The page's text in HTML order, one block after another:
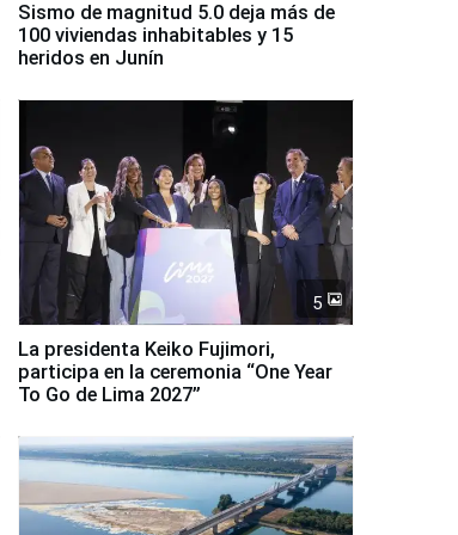
Sismo de magnitud 5.0 deja más de
100 viviendas inhabitables y 15
heridos en Junín
5
La presidenta Keiko Fujimori,
participa en la ceremonia “One Year
To Go de Lima 2027”